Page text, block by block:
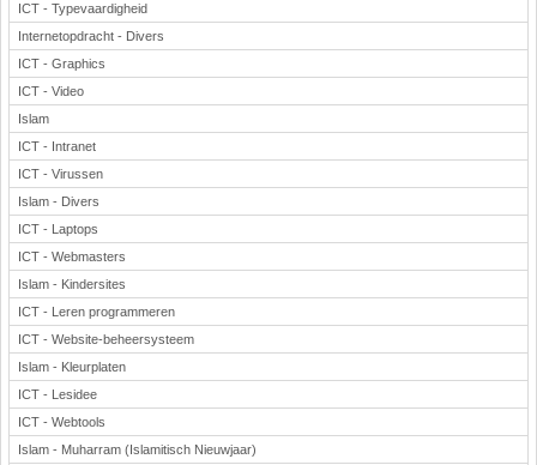
ICT - Typevaardigheid
Internetopdracht - Divers
ICT - Graphics
ICT - Video
Islam
ICT - Intranet
ICT - Virussen
Islam - Divers
ICT - Laptops
ICT - Webmasters
Islam - Kindersites
ICT - Leren programmeren
ICT - Website-beheersysteem
Islam - Kleurplaten
ICT - Lesidee
ICT - Webtools
Islam - Muharram (Islamitisch Nieuwjaar)